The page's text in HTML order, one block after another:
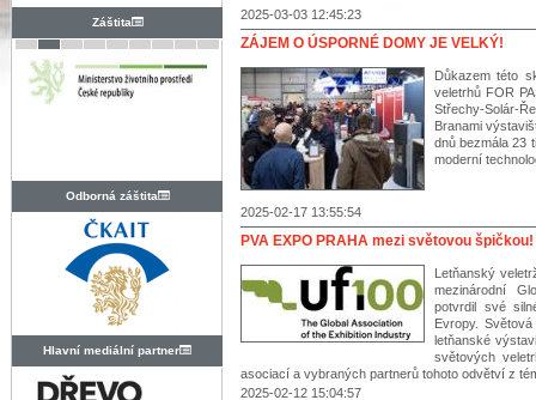
Záštita
Odborná záštita
Hlavní mediální partner
2025-03-03 12:45:23
ZÁJEM O ÚSPORNÉ DOMY JE VELKÝ!
Důkazem této
veletrhů FOR
Střechy-Solár-
Branami
dnů bezmála 23
moderní
2025-02-17 13:55:54
PVA EXPO PRAHA mezi světovou špičkou!
Letňanský
mezinárodní
potvrdil své
Evropy.
letňanské
světových
asociací a vybraných partnerů tohoto odvětví z
2025-02-12 15:04:57